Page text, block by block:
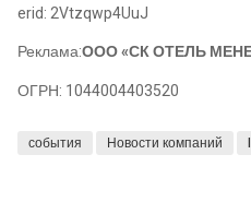
erid: 2Vtzqwp4UuJ
Реклама:ООО «СК ОТЕЛЬ
ОГРН: 1044004403520
события Новости компаний